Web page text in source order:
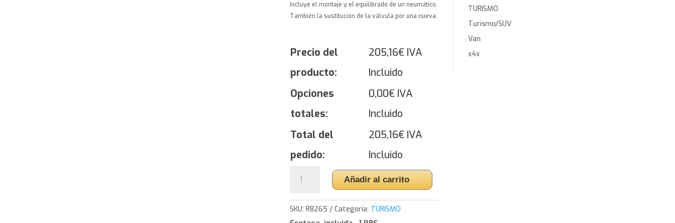
Incluye el montaje y el equilibrado de un neumático.
También la sustitución de la válvula por una nueva.
Precio del
producto:
205,16€ IVA
Incluido
Opciones
totales:
0,00€IVA
Incluido
Total del
pedido:
205,16€IVA
Incluido
ADVAN
V107
Añadir al carrito
SKU: R8265 Categoría: TURISMO
TURISMO
Turismo/SUV
Van
x4x